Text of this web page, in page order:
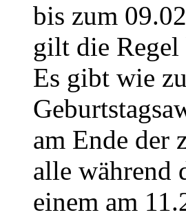
bis zum
gilt die
Es gibt wie
am Ende der
alle während
einem am